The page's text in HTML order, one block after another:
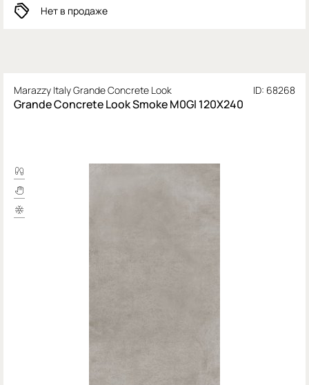
Нет в продаже
Marazzy Italy Grande Concrete Look ID: 68268
Grande Concrete Look Smoke M0Gl 120X240